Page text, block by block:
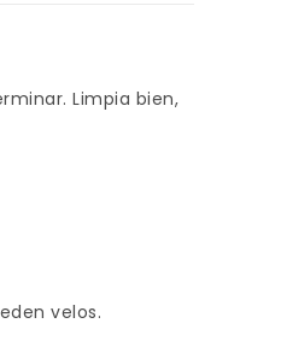
Limpia bien,
velos.